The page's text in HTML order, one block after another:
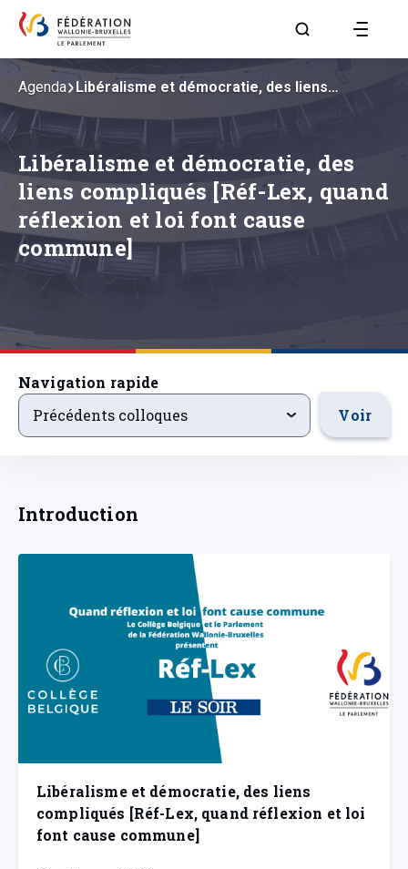
Aller à la page
Libéralisme et démocratie, des
liens compliqués [Réf-Lex, quand
réflexion et loi font cause
commune]
Agenda Libéralisme et démocratie, des liens…
Navigation rapide
precedentsevenements
Précédents colloques Voir
Introduction
Libéralisme et démocratie, des liens
compliqués [Réf-Lex, quand réflexion et loi
font cause commune]